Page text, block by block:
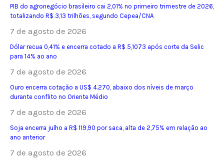
PIB do agronegócio brasileiro cai 2,01% no primeiro trimestre de 2026,
totalizando R$ 3,13 trilhões, segundo Cepea/CNA
7 de agosto de 2026
Dólar recua 0,41% e encerra cotado a R$ 5,1073 após corte da Selic
para 14% ao ano
7 de agosto de 2026
Ouro encerra cotação a US$ 4.270, abaixo dos níveis de março
durante conflito no Oriente Médio
7 de agosto de 2026
Soja encerra julho a R$ 119,90 por saca, alta de 2,75% em relação ao
ano anterior
7 de agosto de 2026